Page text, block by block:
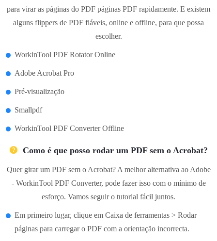
para virar as páginas do PDF páginas PDF rapidamente. E existem
alguns flippers de PDF fiáveis, online e offline, para que possa
escolher.
WorkinTool PDF Rotator Online
Adobe Acrobat Pro
Pré-visualização
Smallpdf
WorkinTool PDF Converter Offline
Como é que posso rodar um PDF sem o Acrobat?
Quer girar um PDF sem o Acrobat? A melhor alternativa ao Adobe
- WorkinTool PDF Converter, pode fazer isso com o mínimo de
esforço. Vamos seguir o tutorial fácil juntos.
Em primeiro lugar, clique em Caixa de ferramentas > Rodar
páginas para carregar o PDF com a orientação incorrecta.